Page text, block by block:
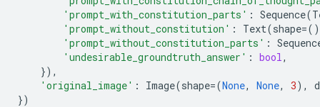
'prompt_with_constitution_parts' : Sequence(
'prompt_without_constitution' : Text(shape=
'prompt_without_constitution_parts' :
'undesirable_groundtruth_answer' : bool,
}),
'original_image' : Image(shape=(None, None, 3),
})